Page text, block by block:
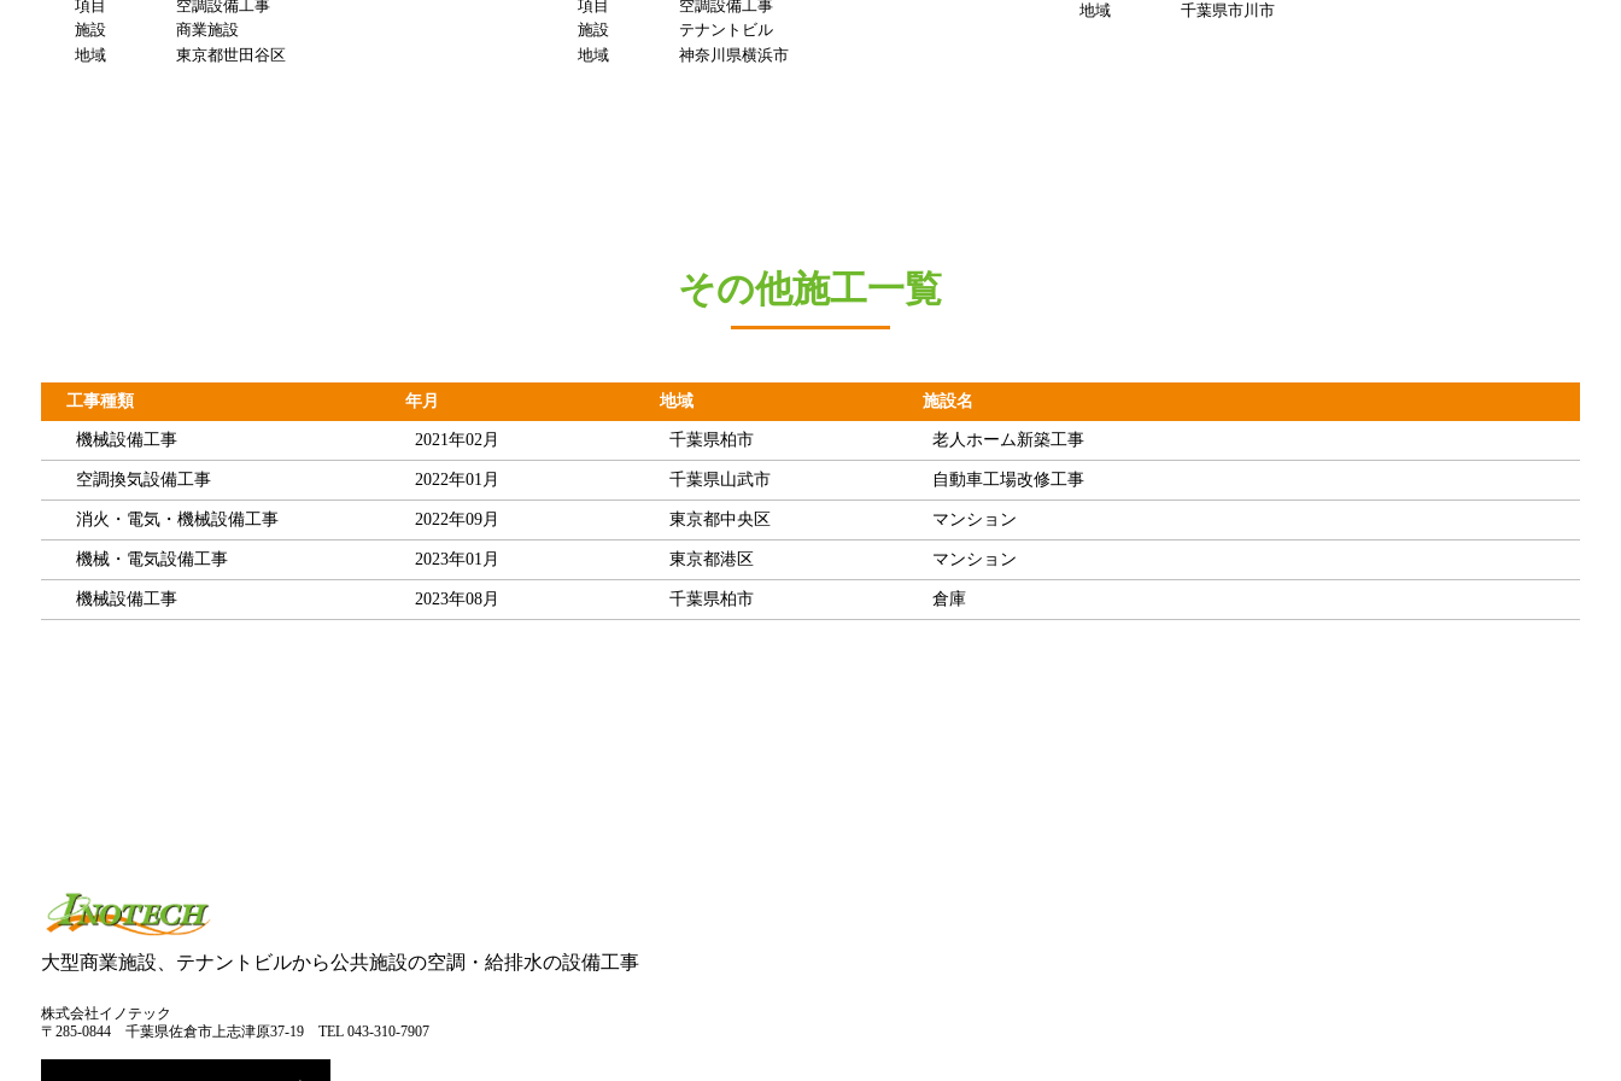
項目
空調設備工事
施設
商業施設
地域
東京都世田谷区
項目
空調設備工事
施設
テナントビル
地域
神奈川県横浜市
地域 千葉県市川市
その他施工一覧
工事種類 年月 地域 施設名
機械設備工事 2021年02月 千葉県柏市 老人ホーム新築工事
空調換気設備工事 2022年01月 千葉県山武市 自動車工場改修工事
消火・電気・機械設備工事 2022年09月 東京都中央区 マンション
機械・電気設備工事 2023年01月 東京都港区 マンション
機械設備工事 2023年08月 千葉県柏市 倉庫
大型商業施設、テナントビルから公共施設の空調・給排水の設備工事
株式会社イノテック
〒285-0844 千葉県佐倉市上志津原37-19 TEL 043-310-7907